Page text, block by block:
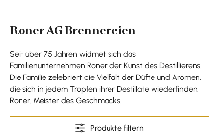
Roner AG Brennereien
Seit über 75 Jahren widmet sich das
Familienunternehmen Roner der Kunst des Destillierens.
Die Familie zelebriert die Vielfalt der Düfte und Aromen,
die sich in jedem Tropfen ihrer Destillate wiederfinden.
Roner. Meister des Geschmacks.
Produkte filtern